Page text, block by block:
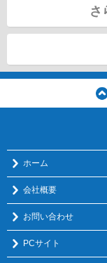
さ
ホーム
会社概要
お問い合わせ
PCサイト